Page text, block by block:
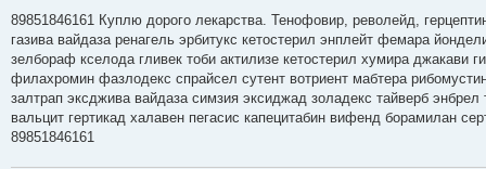
о
щ
е
и
е
89851846161 Куплю дорого лекарства. Тенофовир, револейд,
газива вайдаза ренагель эрбитукс кетостерил энплейт фемара
зелбораф кселода гливек тоби актилизе кетостерил хумира джакави
филахромин фазлодекс спрайсел сутент вотриент мабтера
залтрап эксджива вайдаза симзия эксиджад золадекс тайверб
вальцит гертикад халавен пегасис капецитабин вифенд борамилан
89851846161